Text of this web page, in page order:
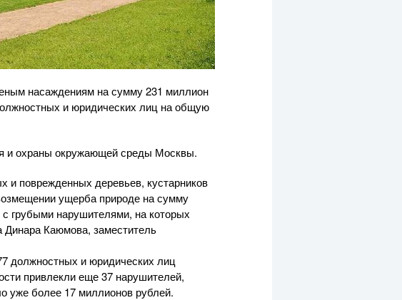
насаждениям на сумму 231 миллион
и юридических лиц на общую
и охраны окружающей среды Москвы.
и поврежденных деревьев, кустарников
ущерба природе на сумму
грубыми нарушителями, на которых
Каюмова, заместитель
должностных и юридических лиц
привлекли еще 37 нарушителей,
уже более 17 миллионов рублей.